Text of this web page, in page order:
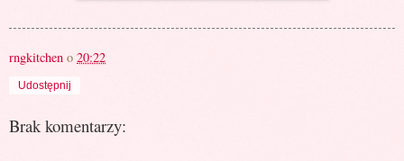
rngkitchen o 20:22
Udostępnij
Brak komentarzy: